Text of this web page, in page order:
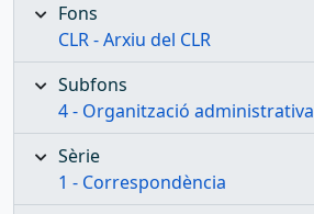
Fons
CLR - Arxiu del CLR
Subfons
4 - Organització administrativa
Sèrie
1 - Correspondència